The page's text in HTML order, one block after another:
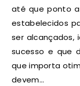
até que ponto
estabelecidos
ser alcançados,
sucesso e que
que importa
devem…